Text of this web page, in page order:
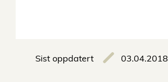
Sist oppdatert 03.04.2018